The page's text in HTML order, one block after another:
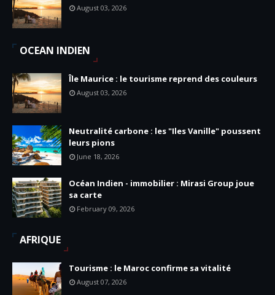
August 03, 2026
OCEAN INDIEN
Île Maurice : le tourisme reprend des couleurs
August 03, 2026
Neutralité carbone : les "Iles Vanille" poussent
leurs pions
June 18, 2026
Océan Indien - immobilier : Mirasi Group joue
sa carte
February 09, 2026
AFRIQUE
Tourisme : le Maroc confirme sa vitalité
August 07, 2026